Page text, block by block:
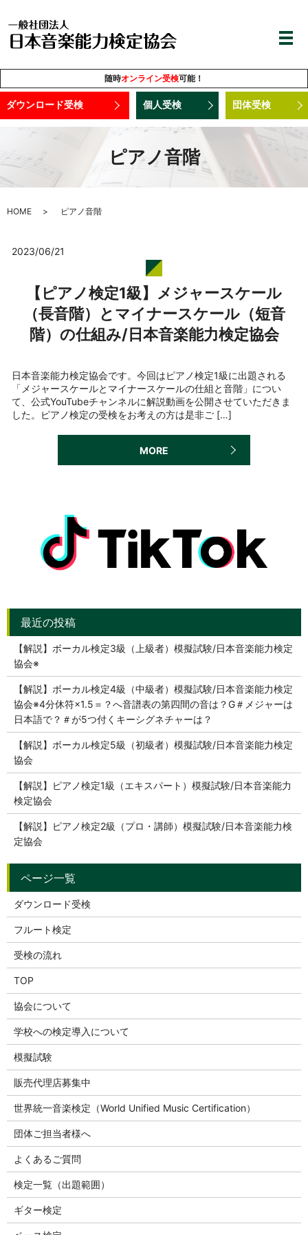
随時オンライン受検可能！
ダウンロード受検 個人受検 団体受検
ピアノ音階
HOME ピアノ音階
2023/06/21
【ピアノ検定1級】メジャースケール
（長音階）とマイナースケール（短音
階）の仕組み/日本音楽能力検定協会
日本音楽能力検定協会です。今回はピアノ検定1級に出題される
「メジャースケールとマイナースケールの仕組と音階」につい
て、公式YouTubeチャンネルに解説動画を公開させていただきま
した。ピアノ検定の受検をお考えの方は是非ご […]
MORE
【解説】ボーカル検定3級（上級者）模擬試験/日本音楽能力検定
協会※
【解説】ボーカル検定4級（中級者）模擬試験/日本音楽能力検定
協会※4分休符×1.5＝？へ音譜表の第四間の音は？G＃メジャーは
日本語で？＃が5つ付くキーシグネチャーは？
【解説】ボーカル検定5級（初級者）模擬試験/日本音楽能力検定
協会
【解説】ピアノ検定1級（エキスパート）模擬試験/日本音楽能力
検定協会
【解説】ピアノ検定2級（プロ・講師）模擬試験/日本音楽能力検
定協会
ダウンロード受検
フルート検定
受検の流れ
TOP
協会について
学校への検定導入について
模擬試験
販売代理店募集中
世界統一音楽検定（World Unified Music Certification）
団体ご担当者様へ
よくあるご質問
検定一覧（出題範囲）
ギター検定